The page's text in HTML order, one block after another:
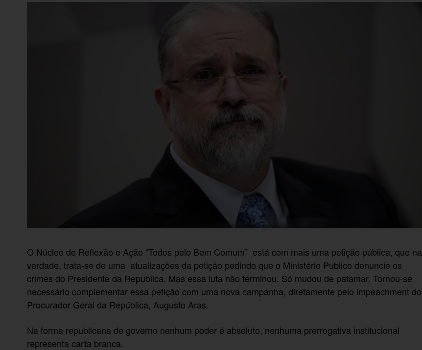
O Núcleo de Reflexão e Ação “Todos pelo Bem Comum” está com mais uma petição pública, que na
verdade, trata-se de uma atualizações da petição pedindo que o Ministério Publico denuncie os
crimes do Presidente da Republica. Mas essa luta não terminou. Só mudou de patamar. Tornou-se
necessário complementar essa petição com uma nova campanha, diretamente pelo impeachment do
Procurador Geral da República, Augusto Aras.
Na forma republicana de governo nenhum poder é absoluto, nenhuma prerrogativa institucional
representa carta branca.